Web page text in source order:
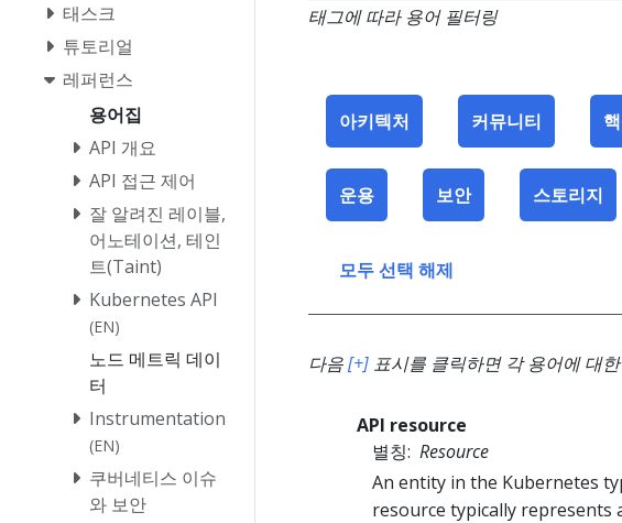
태스크
튜토리얼
레퍼런스
용어집
API 개요
API 접근 제어
잘 알려진 레이블,
어노테이션, 테인
트(Taint)
Kubernetes API
(EN)
노드 메트릭 데이
터
Instrumentation
(EN)
쿠버네티스 이슈
와 보안
태그에 따라 용어 필터링
아키텍처 커뮤니티
운용 보안 스토리지
모두 선택 해제
다음[+] 표시를 클릭하면 각 용어에 대
API resource
별칭: Resource
An entity in the Kubernetes
resource typically represents